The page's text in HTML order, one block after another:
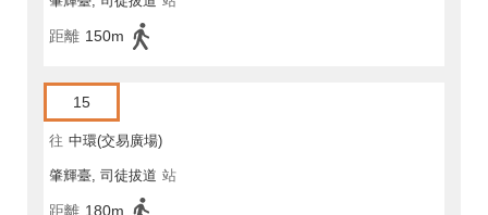
距離 150m
15
往 中環(交易廣場)
肇輝臺, 司徒拔道 站
距離 180m